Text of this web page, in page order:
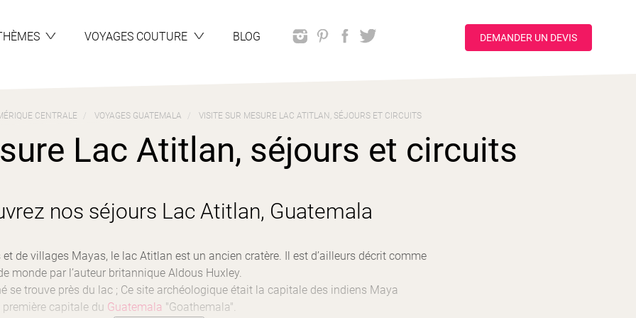
VOYAGES COUTURE BLOG DEMANDER UN DEVIS
CENTRALE VOYAGES GUATEMALA VISITE SUR MESURE LAC ATITLAN, SÉJOURS ET CIRCUITS
Lac Atitlan, séjours et circuits
nos séjours Lac Atitlan, Guatemala
de villages Mayas, le lac Atitlan est un ancien cratère. Il est d’ailleurs décrit comme
monde par l’auteur britannique Aldous Huxley.
se trouve près du lac ; Ce site archéologique était la capitale des indiens Maya
capitale du Guatemala "Goathemala".